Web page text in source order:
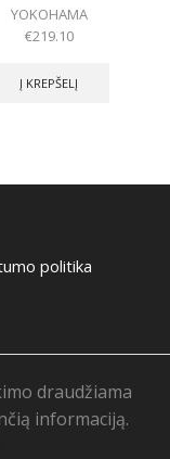
YOKOHAMA
€219.10
Į KREPŠELĮ
politika
draudžiama
informaciją.